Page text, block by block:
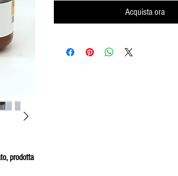
prodotta
Acquista ora